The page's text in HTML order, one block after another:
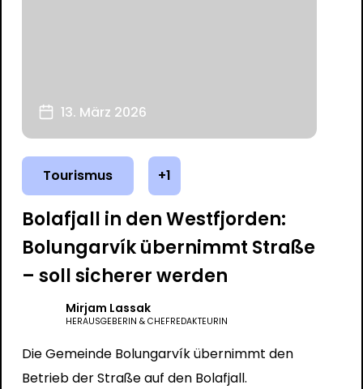
13. März 2026
Tourismus +1
Bolafjall in den Westfjorden:
Bolungarvík übernimmt Straße
– soll sicherer werden
Mirjam Lassak
HERAUSGEBERIN & CHEFREDAKTEURIN
Die Gemeinde Bolungarvík übernimmt den
Betrieb der Straße auf den Bolafjall.